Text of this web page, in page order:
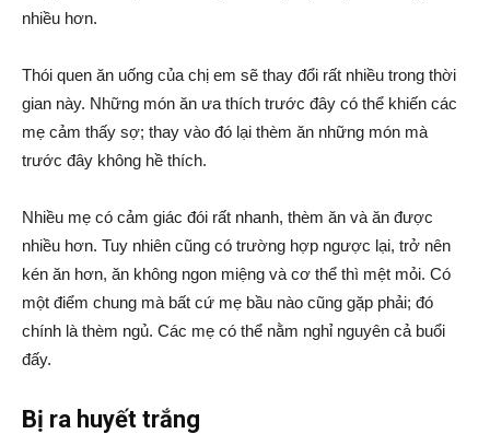
nhiều hơn.
Thói quen ăn uống của chị em sẽ thay đổi rất nhiều trong thời
gian này. Những món ăn ưa thích trước đây có thể khiến các
mẹ cảm thấy sợ; thay vào đó lại thèm ăn những món mà
trước đây không hề thích.
Nhiều mẹ có cảm giác đói rất nhanh, thèm ăn và ăn được
nhiều hơn. Tuy nhiên cũng có trường hợp ngược lại, trở nên
kén ăn hơn, ăn không ngon miệng và cơ thể thì mệt mỏi. Có
một điểm chung mà bất cứ mẹ bầu nào cũng gặp phải; đó
chính là thèm ngủ. Các mẹ có thể nằm nghỉ nguyên cả buổi
đấy.
Bị ra huyết trắng